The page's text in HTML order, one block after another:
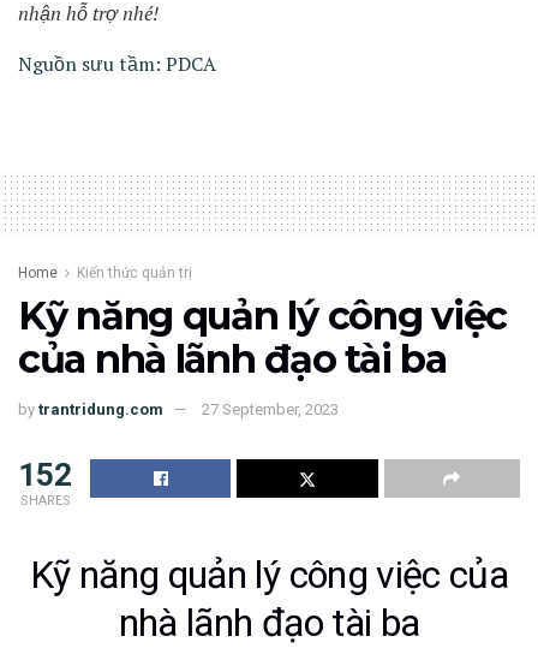
nhận hỗ trợ nhé!
Nguồn sưu tầm: PDCA
Home Kiến thức quản trị
Kỹ năng quản lý công việc
của nhà lãnh đạo tài ba
by trantridung.com 27 September, 2023
152
SHARES
Kỹ năng quản lý công việc của
nhà lãnh đạo tài ba